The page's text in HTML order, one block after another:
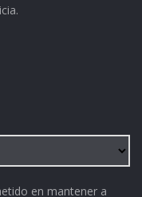
en mantener a